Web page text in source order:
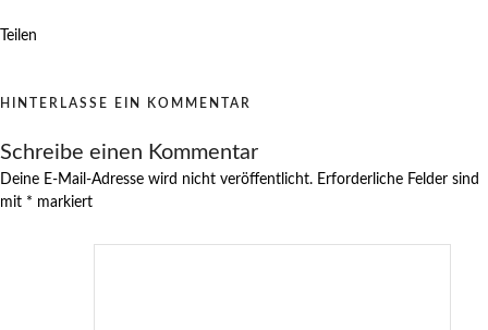
Teilen
HINTERLASSE EIN KOMMENTAR
Schreibe einen Kommentar
Deine E-Mail-Adresse wird nicht veröffentlicht. Erforderliche Felder sind
mit * markiert